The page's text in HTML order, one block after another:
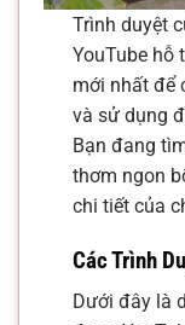
Trình duyệt
YouTube hỗ
mới nhất để
và sử dụng
Bạn đang
thơm ngon
chi tiết của
Các Trình
Dưới đây là